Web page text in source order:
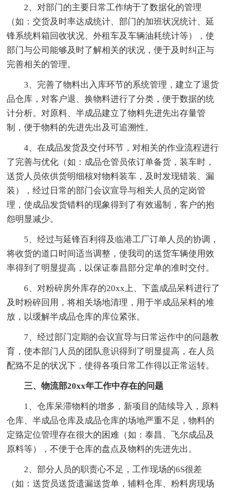
2、对部门的主要日常工作纳于了数据化的管理
（如：交货及时率达成统计、部门的加班状况统计、延
锋系统料箱回收状况、外租车及车辆油耗统计等），使
部门与公司能够及时了解相关的状况，便于及时纠正与
完善相关的管理。
3、完善了物料出入库环节的系统管理，建立了退货
品仓库，对客户退、换物料进行了分类，便于数据的统
计分析。对原料、半成品建立了物料先进先出存量管
制，便于物料的先进先出及可追溯性。
4、在成品发货及交付环节，对相关的作业流程进行
了完善与优化（如：成品仓管员依订单备货，装车时，
送货人员依供货明细核对物料装车，及时发现错装、漏
装），经过日常的部门会议宣导与相关人员的定岗管
理，使成品发货错料的现象得到了有效遏制，客户的抱
怨明显减少。
5、经过与延锋百利得及临港工厂订单人员的协调，
将收货的道口时间适当调整，使我司的送货车辆使用效
率得到了明显提高，以保证泰昌部分定单的准时交付。
6、对粉碎房外库存的20xx上、下盖成品呆料进行了
及时粉碎回用，将相关场地清理，用于半成品呆料的堆
放，以缓解半成品仓库的库位紧张。
7、经过部门定期的会议宣导与日常运作中的问题教
育，使本部门人员的团队意识得到了明显提高，在人员
配臵不足的状况下，使得各项日常工作得以正常运转。
三、物流部20xx年工作中存在的问题
1、仓库呆滞物料的增多，新项目的陆续导入，原料
仓库、半成品仓库及成品仓库的场地严重不足，物料的
定臵定位管理存在很大的困难（如：泰昌、飞尔成品及
原料等），不便于仓库的盘点及物料的先进先出。
2、部分人员的职责心不足，工作现场的6S很差
（如：送货员送货遗漏送货单，辅料仓库、粉料房现场